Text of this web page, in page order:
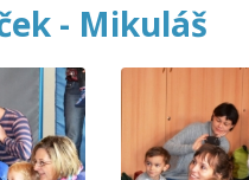
- Mikuláš